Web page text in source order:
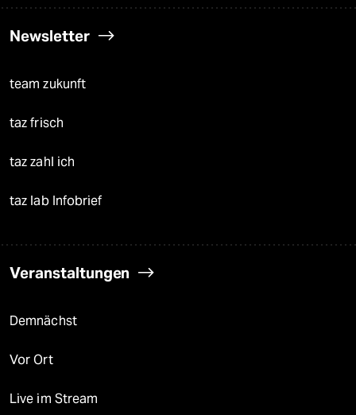
Newsletter
team zukunft
taz frisch
taz zahl ich
taz lab Infobrief
Veranstaltungen
Demnächst
Vor Ort
Live im Stream